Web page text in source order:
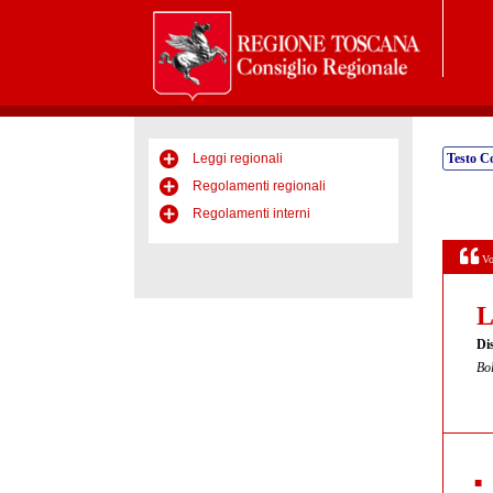
Leggi regionali
Regolamenti regionali
Regolamenti interni
Testo